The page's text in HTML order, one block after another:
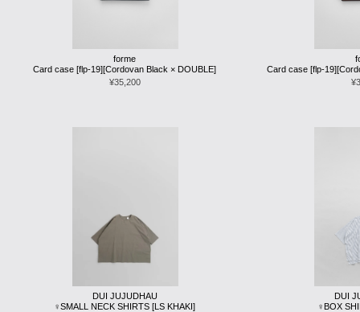
forme
Card case [flp-19][Cordovan Black × DOUBLE]
¥35,200
Card case [flp-
DUI JUJUDHAU
♀SMALL NECK SHIRTS [LS KHAKI]
DUI
♀BOX